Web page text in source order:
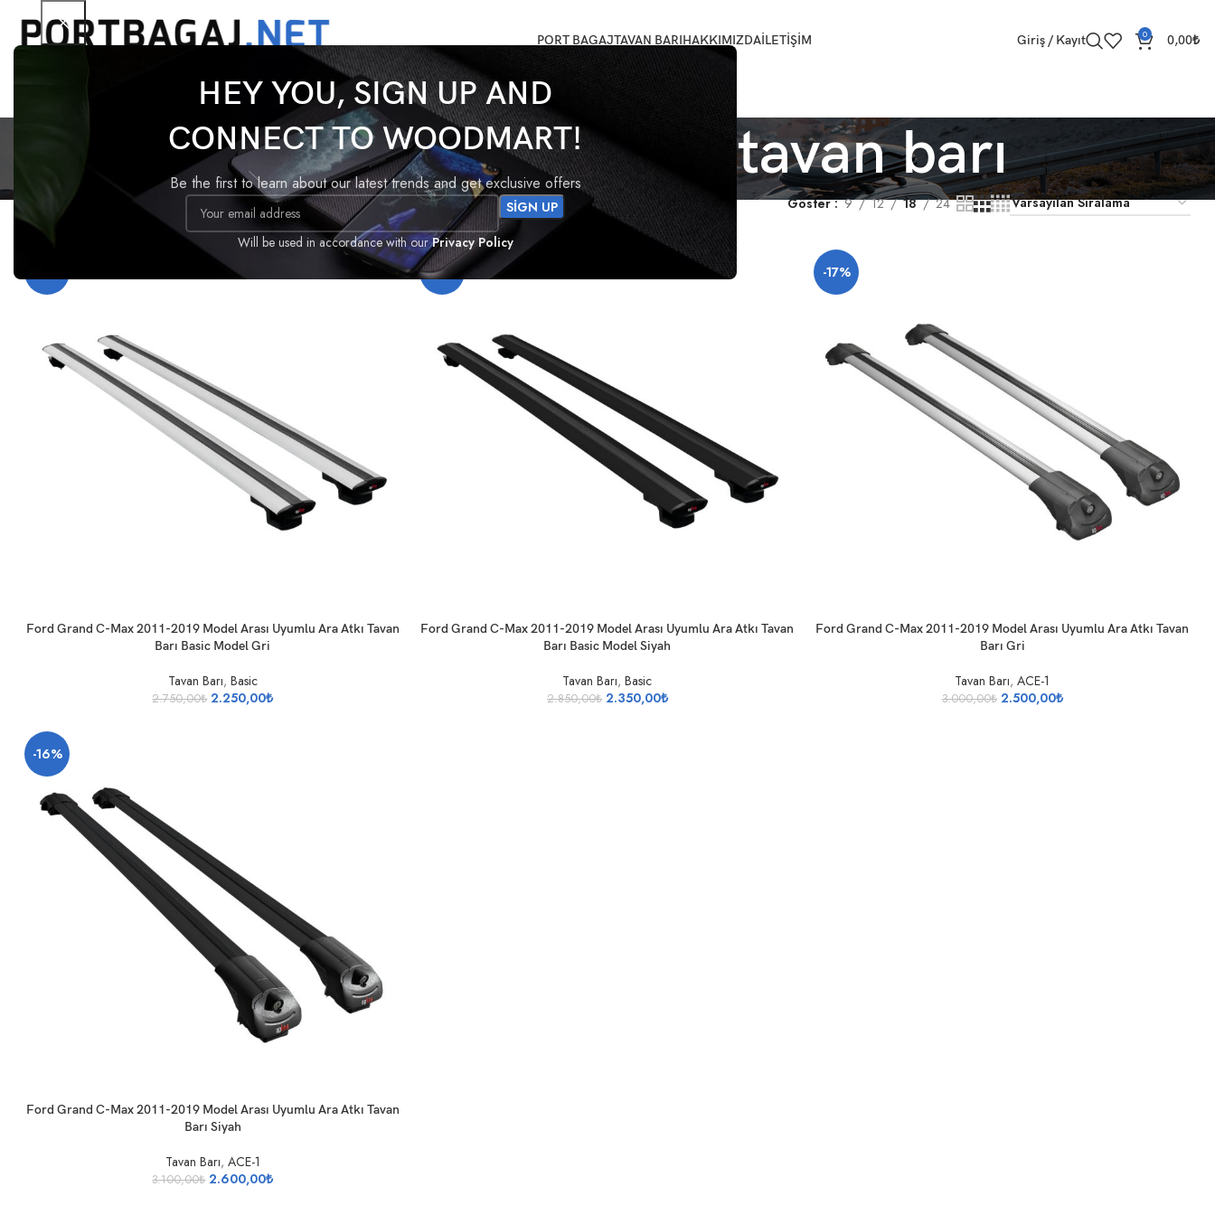
HEY YOU, SIGN UP AND
CONNECT TO WOODMART!
Be the first to learn about our latest trends and get exclusive offers
Will be used in accordance with ourPrivacy Policy
PORT BAGAJTAVAN BARIHAKKIMIZDAİLETİŞİM Giriş / Kayıt 0 0,00₺
Ford Grand C-Max tavan barı
Ana Sayfa Ürünler “Ford Grand C-Max tavan barı” olarak etiketlendi Göster 9 12 18 24
SEPETE EKLE
Ford Grand C-Max 2011-2019 Model Arası Uyumlu Ara Atkı Tavan
Barı Basic Model Gri
Tavan Barı, Basic
2.750,00₺ 2.250,00₺
-18%
SEPETE EKLE
Ford Grand C-Max 2011-2019 Model Arası Uyumlu Ara Atkı Tavan
Barı Basic Model Siyah
Tavan Barı,Basic
2.850,00₺ 2.350,00₺
-17%
SEPETE EKLE
Ford Grand C-Max 2011-2019 Model Arası Uyumlu Ara Atkı Tavan
Barı Gri
Tavan Barı,ACE-1
3.000,00₺ 2.500,00₺
-16%
SEPETE EKLE
Ford Grand C-Max 2011-2019 Model Arası Uyumlu Ara Atkı Tavan
Barı Siyah
Tavan Barı, ACE-1
3.100,00₺ 2.600,00₺